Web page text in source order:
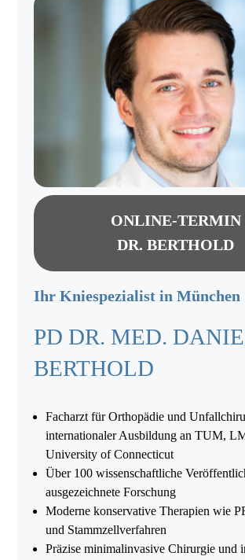
ONLINE-TERMIN
DR. BERTHOLD
Ihr Kniespezialist in München
PD DR. MED.
BERTHOLD
Facharzt für Orthopädie und
internationaler Ausbildung an TUM,
University of Connecticut
Über 100 wissenschaftliche
ausgezeichnete Forschung
Moderne konservative Therapien wie
und Stammzellverfahren
Präzise minimalinvasive Chirurgie und